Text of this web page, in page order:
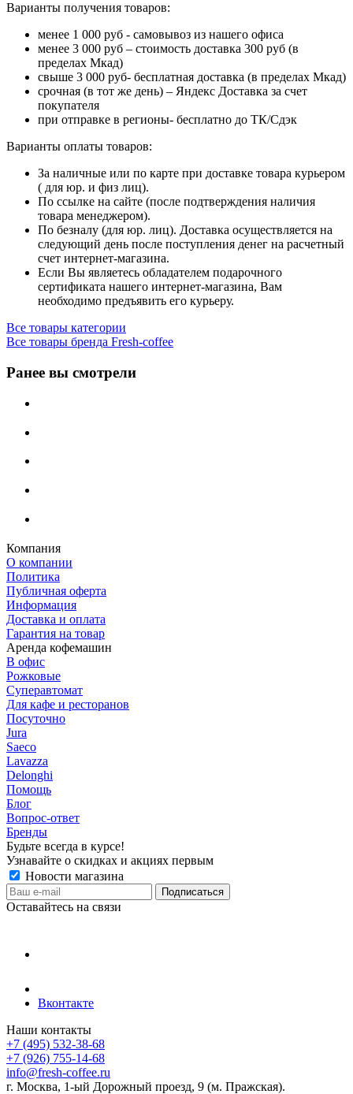
Варианты получения товаров:
менее 1 000 руб - самовывоз из нашего офиса
менее 3 000 руб – стоимость доставка 300 руб (в
пределах Мкад)
свыше 3 000 руб- бесплатная доставка (в пределах Мкад)
срочная (в тот же день) – Яндекс Доставка за счет
покупателя
при отправке в регионы- бесплатно до ТК/Сдэк
Варианты оплаты товаров:
За наличные или по карте при доставке товара курьером
( для юр. и физ лиц).
По ссылке на сайте (после подтверждения наличия
товара менеджером).
По безналу (для юр. лиц). Доставка осуществляется на
следующий день после поступления денег на расчетный
счет интернет-магазина.
Если Вы являетесь обладателем подарочного
сертификата нашего интернет-магазина, Вам
необходимо предъявить его курьеру.
Все товары категории
Все товары бренда Fresh-coffee
Ранее вы смотрели
Компания
О компании
Политика
Публичная оферта
Информация
Доставка и оплата
Гарантия на товар
Аренда кофемашин
В офис
Рожковые
Суперавтомат
Для кафе и ресторанов
Посуточно
Jura
Saeco
Lavazza
Delonghi
Помощь
Блог
Вопрос-ответ
Бренды
Будьте всегда в курсе!
Узнавайте о скидках и акциях первым
Новости магазина
Оставайтесь на связи
Вконтакте
Наши контакты
+7 (495) 532-38-68
+7 (926) 755-14-68
info@fresh-coffee.ru
г. Москва, 1-ый Дорожный проезд, 9 (м. Пражская).